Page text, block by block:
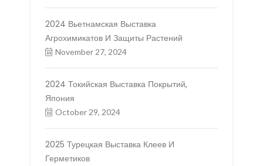
2024 Вьетнамская Выставка
Агрохимикатов И Защиты Растений
November 27, 2024
2024 Токийская Выставка Покрытий,
Япония
October 29, 2024
2025 Турецкая Выставка Клеев И
Герметиков